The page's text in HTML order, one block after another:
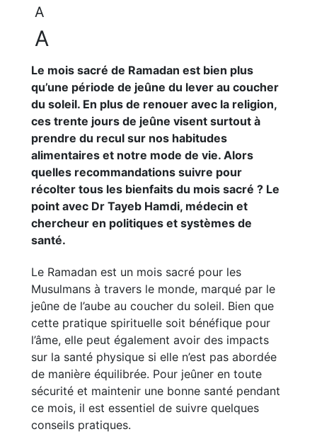
A
A
Le mois sacré de Ramadan est bien plus
qu’une période de jeûne du lever au coucher
du soleil. En plus de renouer avec la religion,
ces trente jours de jeûne visent surtout à
prendre du recul sur nos habitudes
alimentaires et notre mode de vie. Alors
quelles recommandations suivre pour
récolter tous les bienfaits du mois sacré ? Le
point avec Dr Tayeb Hamdi, médecin et
chercheur en politiques et systèmes de
santé.
Le Ramadan est un mois sacré pour les
Musulmans à travers le monde, marqué par le
jeûne de l’aube au coucher du soleil. Bien que
cette pratique spirituelle soit bénéfique pour
l’âme, elle peut également avoir des impacts
sur la santé physique si elle n’est pas abordée
de manière équilibrée. Pour jeûner en toute
sécurité et maintenir une bonne santé pendant
ce mois, il est essentiel de suivre quelques
conseils pratiques.